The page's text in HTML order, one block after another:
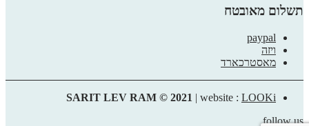
תשלום מאובטח
paypal
ויזה
מאסטרכארד
SARIT LEV RAM © 2021 | website : LOOKi
follow us